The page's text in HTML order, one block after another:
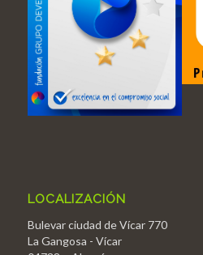
LOCALIZACIÓN
Bulevar ciudad de Vícar 770
La Gangosa - Vícar